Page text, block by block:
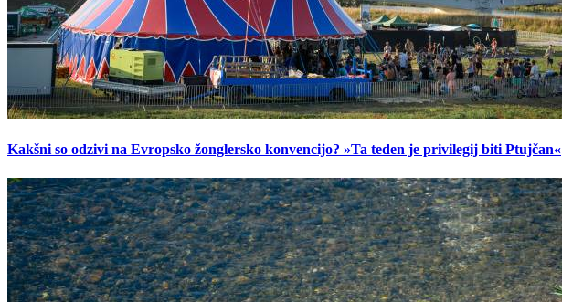
Kakšni so odzivi na Evropsko žonglersko konvencijo? »Ta teden je privilegij biti Ptujčan«